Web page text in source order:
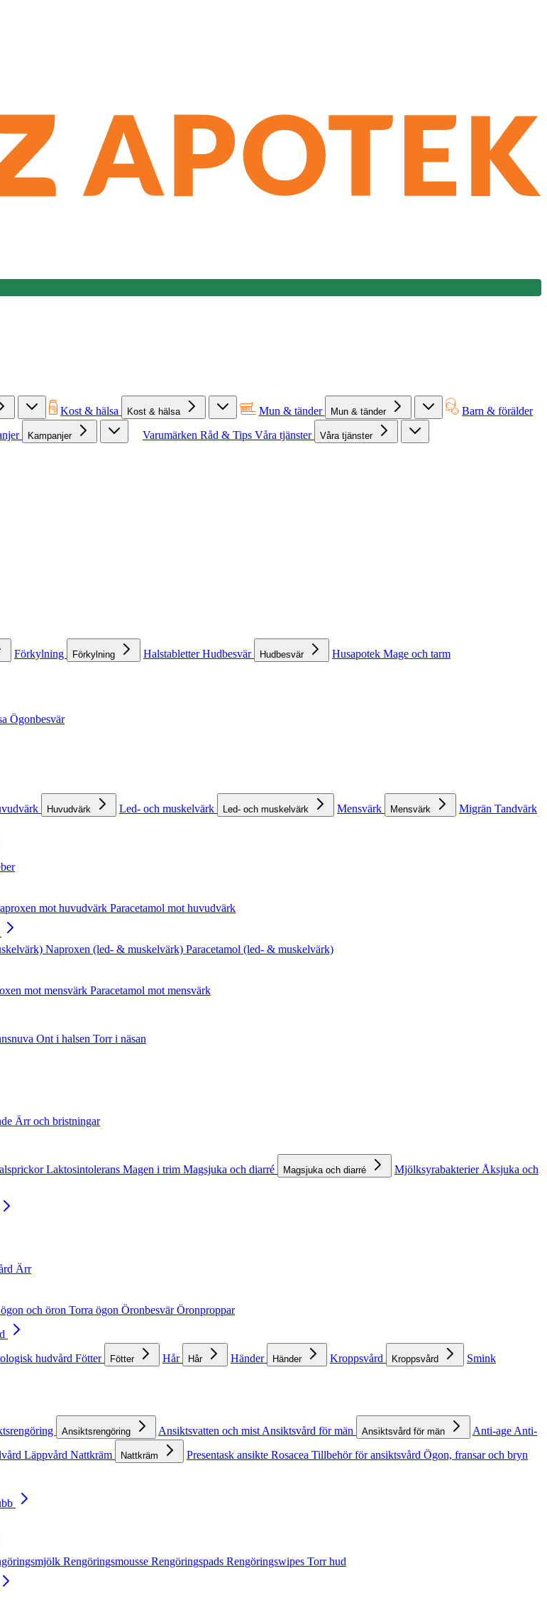
Kost & hälsa Kost & hälsa Mun & tänder Mun & tänder Barn & förälder
Kampanjer Varumärken Råd & Tips Våra tjänster Våra tjänster
Förkylning Förkylning HalstabletterHudbesvär Hudbesvär Husapotek Mage och tarm
Ögonbesvär
Huvudvärk Led- och muskelvärk Led- och muskelvärk Mensvärk Mensvärk Migrän Tandvärk
mot huvudvärk Paracetamol mot huvudvärk
Naproxen (led- & muskelvärk) Paracetamol (led- & muskelvärk)
mot mensvärk Paracetamol mot mensvärk
Ont i halsen Torr i näsan
Ärr och bristningar
Laktosintolerans Magen i trim Magsjuka och diarré Magsjuka och diarré Mjölksyrabakterier Åksjuka och
Ärr
och öron Torra ögon ÖronbesvärÖronproppar
hudvård Fötter Fötter Hår Hår Händer Händer Kroppsvård Kroppsvård Smink
Ansiktsrengöring Ansiktsvatten och mist Ansiktsvård för män Ansiktsvård för män Anti-age Anti-
Läppvård Nattkräm Nattkräm Presentask ansikte Rosacea Tillbehör för ansiktsvård Ögon, fransar och bryn
Rengöringsmousse Rengöringspads Rengöringswipes Torr hud